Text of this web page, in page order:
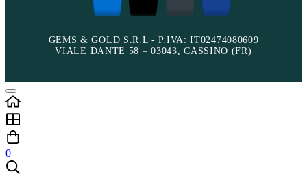
GEMS & GOLD S.R.L - P.IVA: IT02474080609
VIALE DANTE 58 – 03043, CASSINO (FR)
0